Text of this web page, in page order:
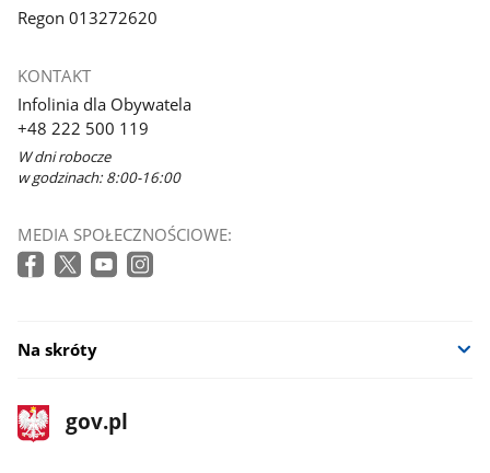
Regon 013272620
KONTAKT
Infolinia dla Obywatela
+48 222 500 119
W dni robocze
w godzinach: 8:00-16:00
MEDIA SPOŁECZNOŚCIOWE:
Na skróty
stopka
gov.pl
Strona
gov.pl